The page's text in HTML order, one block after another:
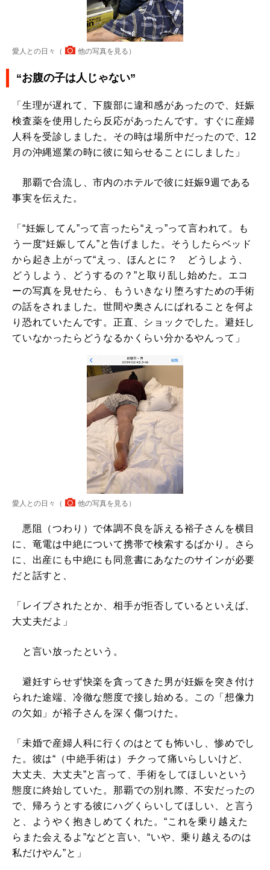
愛人との日々（ 他の写真を見る ）
“お腹の子は人じゃない”
「生理が遅れて、下腹部に違和感があったので、妊娠
検査薬を使用したら反応があったんです。すぐに産婦
人科を受診しました。その時は場所中だったので、12
月の沖縄巡業の時に彼に知らせることにしました」
那覇で合流し、市内のホテルで彼に妊娠9週である
事実を伝えた。
「“妊娠してん”って言ったら“えっ”って言われて。も
う一度“妊娠してん”と告げました。そうしたらベッド
から起き上がって“えっ、ほんとに？ どうしよう、
どうしよう、どうするの？”と取り乱し始めた。エコ
ーの写真を見せたら、もういきなり堕ろすための手術
の話をされました。世間や奥さんにばれることを何よ
り恐れていたんです。正直、ショックでした。避妊し
ていなかったらどうなるかくらい分かるやんって」
愛人との日々（ 他の写真を見る ）
悪阻（つわり）で体調不良を訴える裕子さんを横目
に、竜電は中絶について携帯で検索するばかり。さら
に、出産にも中絶にも同意書にあなたのサインが必要
だと話すと、
「レイプされたとか、相手が拒否しているといえば、
大丈夫だよ」
と言い放ったという。
避妊すらせず快楽を貪ってきた男が妊娠を突き付け
られた途端、冷徹な態度で接し始める。この「想像力
の欠如」が裕子さんを深く傷つけた。
「未婚で産婦人科に行くのはとても怖いし、惨めでし
た。彼は“（中絶手術は）チクって痛いらしいけど、
大丈夫、大丈夫”と言って、手術をしてほしいという
態度に終始していた。那覇での別れ際、不安だったの
で、帰ろうとする彼にハグくらいしてほしい、と言う
と、ようやく抱きしめてくれた。“これを乗り越えた
らまた会えるよ”などと言い、“いや、乗り越えるのは
私だけやん”と」